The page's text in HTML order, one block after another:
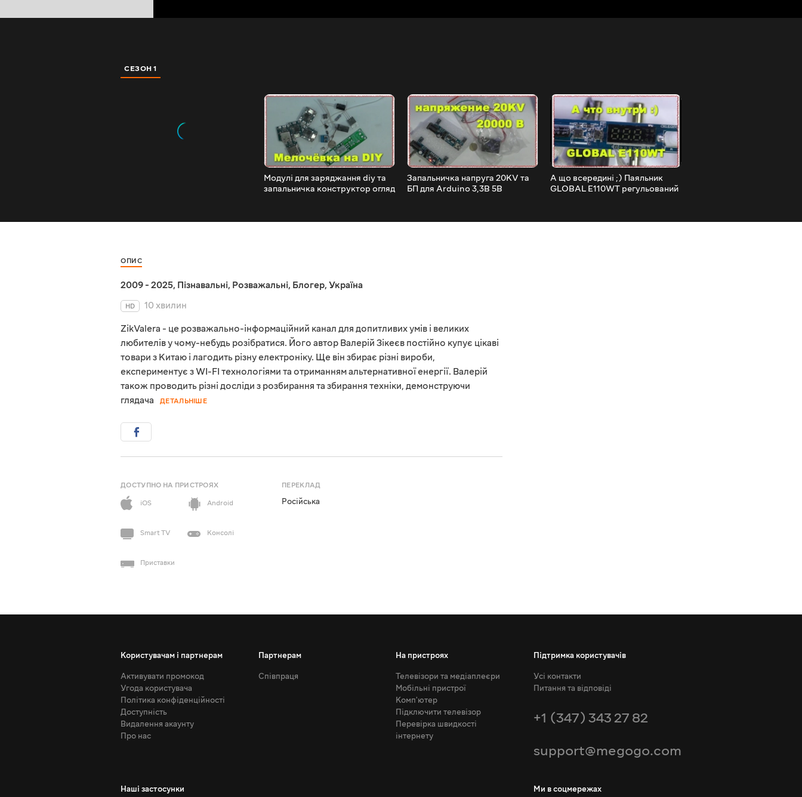
СЕЗОН 1
Модулі для заряджання diy та
запальничка конструктор огляд
Запальничка напруга 20KV та
БП для Arduino 3,3В 5В
А що всередині ;) Паяльник
GLOBAL E110WT регульований
ОПИС
2009 - 2025, Пізнавальні, Розважальні, Блогер, Україна
HD
10 хвилин
ZikValera - це розважально-інформаційний канал для допитливих умів і великих
любителів у чому-небудь розібратися. Його автор Валерій Зікеєв постійно купує цікаві
товари з Китаю і лагодить різну електроніку. Ще він збирає різні вироби,
експериментує з WI-FI технологіями та отриманням альтернативної енергії. Валерій
також проводить різні досліди з розбирання та збирання техніки, демонструючи
глядача
ДЕТАЛЬНІШЕ
ДОСТУПНО НА ПРИСТРОЯХ
iOS
Android
Smart TV Консолі
Приставки
ПЕРЕКЛАД
Російська
Користувачам і партнерам
Активувати промокод
Угода користувача
Політика конфіденційності
Доступність
Видалення акаунту
Про нас
Партнерам
Співпраця
На пристроях
Телевізори та медіаплеєри
Мобільні пристрої
Комп'ютер
Підключити телевізор
Перевірка швидкості
інтернету
Підтримка користувачів
Усі контакти
Питання та відповіді
+1 (347) 343 27 82
support@megogo.com
Наші застосунки Ми в соцмережах